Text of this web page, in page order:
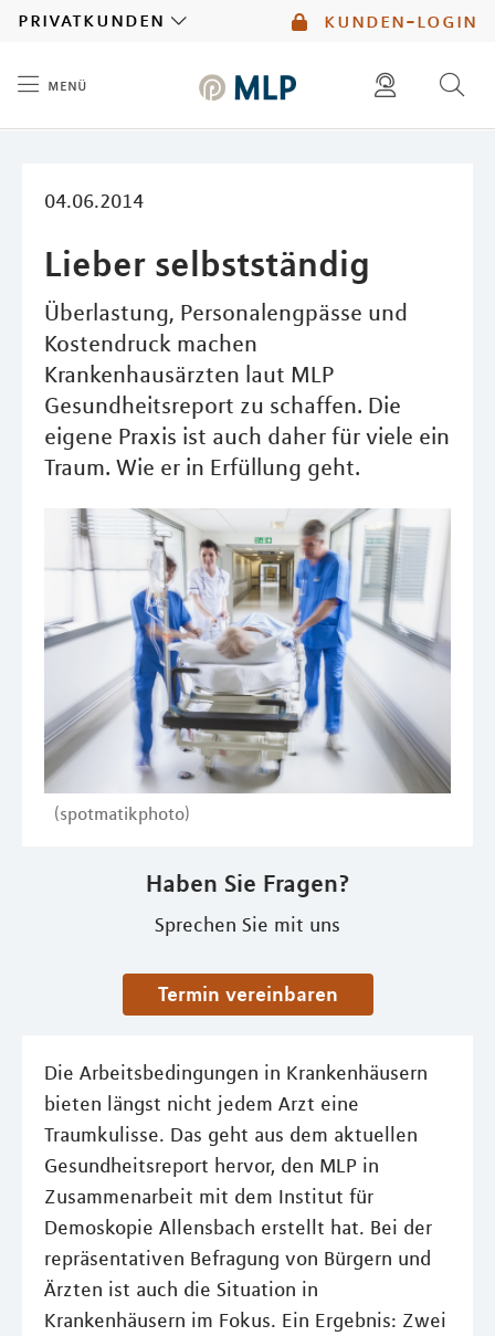
kunden-login
privatkunden
menü
04.06.2014
Lieber selbstständig
Überlastung, Personalengpässe und
Kostendruck machen
Krankenhausärzten laut MLP
Gesundheitsreport zu schaffen. Die
eigene Praxis ist auch daher für viele ein
Traum. Wie er in Erfüllung geht.
(spotmatikphoto)
Haben Sie Fragen?
Sprechen Sie mit uns
Termin vereinbaren
Die Arbeitsbedingungen in Krankenhäusern
bieten längst nicht jedem Arzt eine
Traumkulisse. Das geht aus dem aktuellen
Gesundheitsreport hervor, den MLP in
Zusammenarbeit mit dem Institut für
Demoskopie Allensbach erstellt hat. Bei der
repräsentativen Befragung von Bürgern und
Ärzten ist auch die Situation in
Krankenhäusern im Fokus. Ein Ergebnis: Zwei